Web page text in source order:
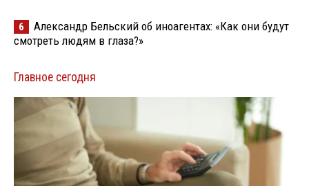
6
Александр Бельский об иноагентах: «Как они будут
смотреть людям в глаза?»
Главное сегодня